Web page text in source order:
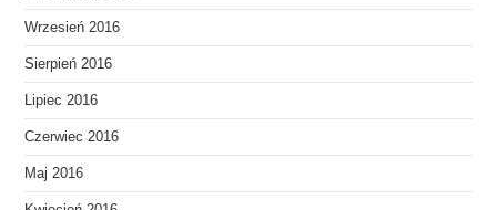
Wrzesień 2016
Sierpień 2016
Lipiec 2016
Czerwiec 2016
Maj 2016